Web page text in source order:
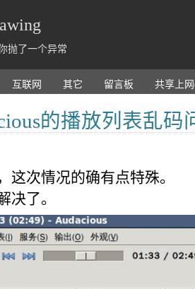
抛了一个异常
互联网 其它 留言板 共享上
的播放列表乱码
这次情况的确有点特殊。
决了。